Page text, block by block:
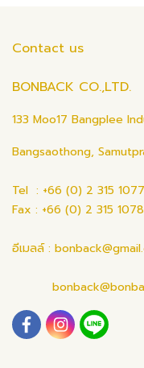
Contact us
BONBACK CO.,LTD.
133 Moo17 Bangplee
Bangsaothong,
Tel : +66 (0) 2 315
Fax : +66 (0) 2 315 1078
อีเมลล์ :